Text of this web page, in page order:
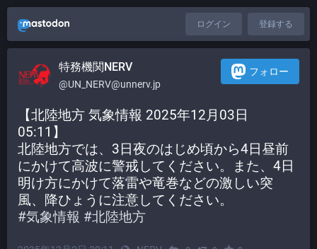
ログイン 登録する
特務機関NERV
@UN_NERV@unnerv.jp
フォロー
【北陸地方 気象情報 2025年12月03日
05:11】
北陸地方では、3日夜のはじめ頃から4日昼前
にかけて高波に警戒してください。また、4日
明け方にかけて落雷や竜巻などの激しい突
風、降ひょうに注意してください。
#気象情報 #北陸地方